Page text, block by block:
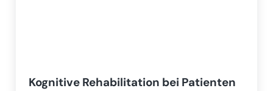
Kognitive Rehabilitation bei Patienten